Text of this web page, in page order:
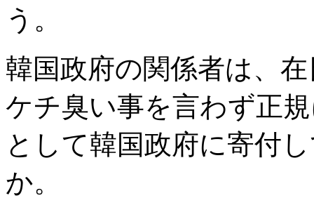
う。
韓国政府の関係者は、
ケチ臭い事を言わず正
として韓国政府に寄付
か。